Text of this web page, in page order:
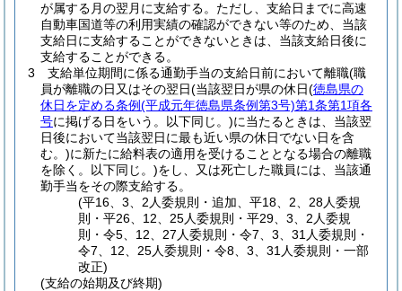
が属する月の翌月に支給する。 ただし、支給日までに高速
自動車国道等の利用実績の確認ができない等のため、当該
支給日に支給することができないときは、当該支給日後に
支給することができる。
3
支給単位期間に係る通勤手当の支給日前において離職(職
員が離職の日又はその翌日(当該翌日が県の休日(徳島県の
休日を定める条例(平成元年徳島県条例第3号)第1条第1項各
号に掲げる日をいう。以下同じ。)に当たるときは、当該翌
日後において当該翌日に最も近い県の休日でない日を含
む。)に新たに給料表の適用を受けることとなる場合の離職
を除く。以下同じ。)をし、又は死亡した職員には、当該通
勤手当をその際支給する。
(平16、3、2人委規則・追加、平18、2、28人委規
則・平26、12、25人委規則・平29、3、2人委規
則・令5、12、27人委規則・令7、3、31人委規則・
令7、12、25人委規則・令8、3、31人委規則・一部
改正)
(支給の始期及び終期)